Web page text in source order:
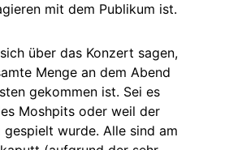
mit dem Publikum ist.
über das Konzert sagen,
Menge an dem Abend
gekommen ist. Sei es
Moshpits oder weil der
gespielt wurde. Alle sind am